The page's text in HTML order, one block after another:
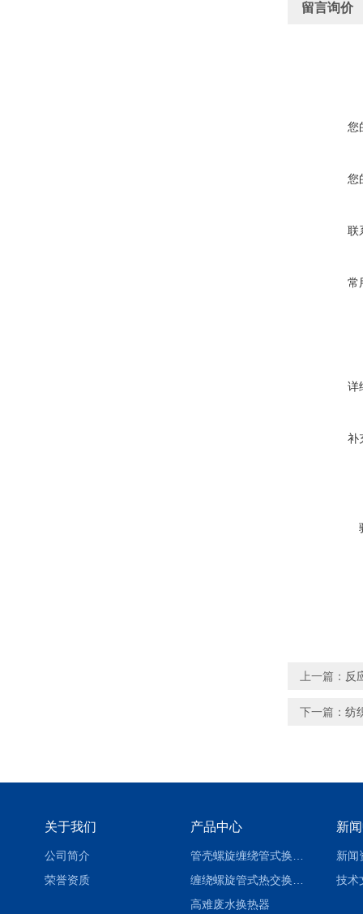
留言询价
您
您
联
常
详
补
上一篇： 反
下一篇： 纺
关于我们
公司简介
荣誉资质
产品中心
高难废水换热器
新
新闻
技术